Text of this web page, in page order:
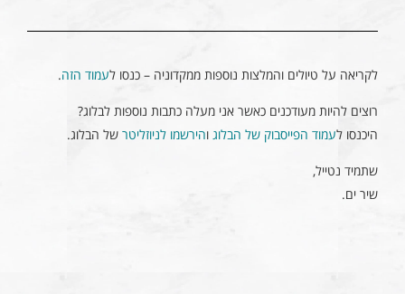
לקריאה על טיולים והמלצות נוספות ממקדוניה – כנסו ל עמוד הזה.
רוצים להיות מעודכנים כאשר אני מעלה כתבות נוספות לבלוג?
היכנסו ל עמוד הפייסבוק של הבלוגוהירשמו לניוזליטרשל הבלוג.
שתמיד נטייל,
שיר ים.